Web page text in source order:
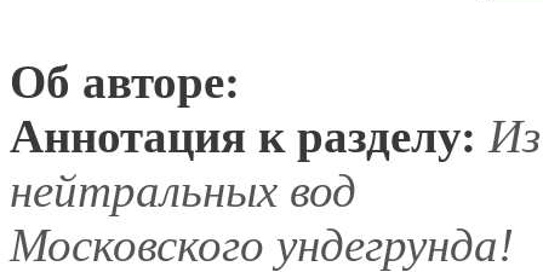
Об авторе:
Аннотация к разделу: Из
нейтральных вод
Московского ундегрунда!